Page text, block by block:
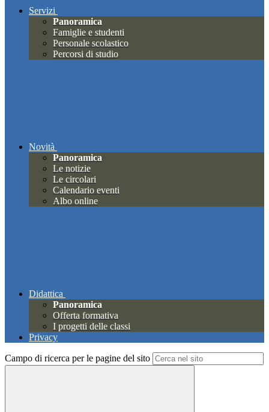
Servizi
Panoramica
Famiglie e studenti
Personale scolastico
Percorsi di studio
Novità
Panoramica
Le notizie
Le circolari
Calendario eventi
Albo online
Didattica
Panoramica
Offerta formativa
I progetti delle classi
Privacy
Campo di ricerca per le pagine del sito